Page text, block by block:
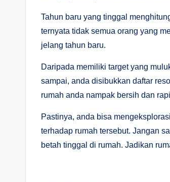
Tahun baru yang tinggal
ternyata tidak semua orang yang
jelang tahun baru.
Daripada memiliki target yang
sampai, anda disibukkan daftar
rumah anda nampak bersih dan
Pastinya, anda bisa
terhadap rumah tersebut. Jangan
betah tinggal di rumah. Jadikan